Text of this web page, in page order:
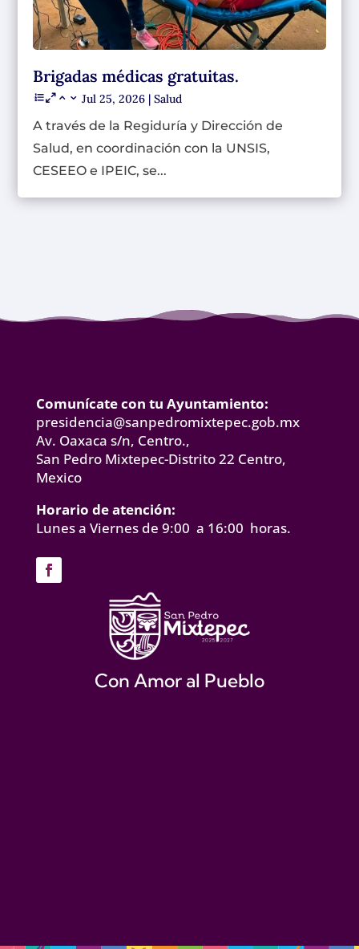
Brigadas médicas gratuitas.
Jul 25, 2026 |Salud
A través de la Regiduría y Dirección de
Salud, en coordinación con la UNSIS,
CESEEO e IPEIC, se...
Comunícate con tu Ayuntamiento:
presidencia@sanpedromixtepec.gob.mx
Av. Oaxaca s/n, Centro.,
San Pedro Mixtepec-Distrito 22 Centro,
Mexico
Horario de atención:
Lunes a Viernes de 9:00 a 16:00 horas.
Con Amor al Pueblo